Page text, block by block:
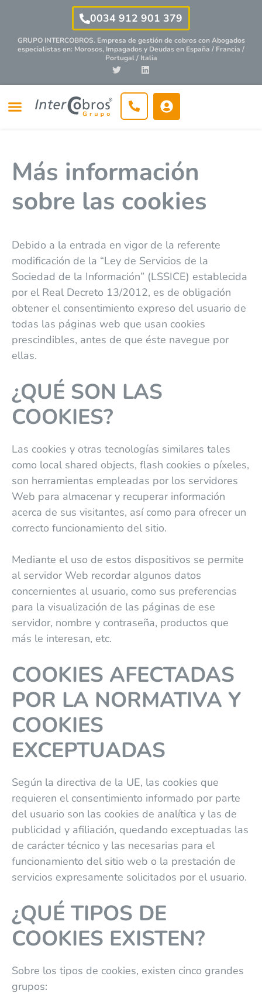
0034 912 901 379
GRUPO INTERCOBROS. Empresa de gestión de cobros conAbogados
especialistasen: Morosos, Impagados y Deudas en España / Francia /
Portugal / Italia
Más información
sobre las cookies
Debido a la entrada en vigor de la referente
modificación de la “Ley de Servicios de la
Sociedad de la Información” (LSSICE) establecida
por el Real Decreto 13/2012, es de obligación
obtener el consentimiento expreso del usuario de
todas las páginas web que usan cookies
prescindibles, antes de que éste navegue por
ellas.
¿QUÉ SON LAS
COOKIES?
Las cookies y otras tecnologías similares tales
como local shared objects, flash cookies o píxeles,
son herramientas empleadas por los servidores
Web para almacenar y recuperar información
acerca de sus visitantes, así como para ofrecer un
correcto funcionamiento del sitio.
Mediante el uso de estos dispositivos se permite
al servidor Web recordar algunos datos
concernientes al usuario, como sus preferencias
para la visualización de las páginas de ese
servidor, nombre y contraseña, productos que
más le interesan, etc.
COOKIES AFECTADAS
POR LA NORMATIVA Y
COOKIES
EXCEPTUADAS
Según la directiva de la UE, las cookies que
requieren el consentimiento informado por parte
del usuario son las cookies de analítica y las de
publicidad y afiliación, quedando exceptuadas las
de carácter técnico y las necesarias para el
funcionamiento del sitio web o la prestación de
servicios expresamente solicitados por el usuario.
¿QUÉ TIPOS DE
COOKIES EXISTEN?
Sobre los tipos de cookies, existen cinco grandes
grupos: